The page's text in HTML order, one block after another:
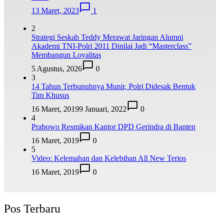
13 Maret, 2023
1
2
Strategi Seskab Teddy Merawat Jaringan Alumni
Akademi TNI-Polri 2011 Dinilai Jadi “Masterclass”
Membangun Loyalitas
5 Agustus, 2026
0
3
14 Tahun Terbunuhnya Munir, Polri Didesak Bentuk
Tim Khusus
16 Maret, 20199 Januari, 2022
0
4
Prabowo Resmikan Kantor DPD Gerindra di Banten
16 Maret, 2019
0
5
Video: Kelemahan dan Kelebihan All New Terios
16 Maret, 2019
0
Pos Terbaru